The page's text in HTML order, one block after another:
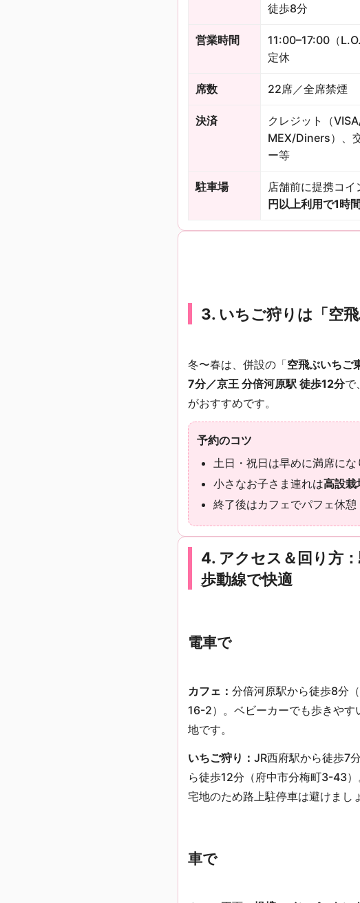
徒歩8分
営業時間
11:00–17:00（
定休
席数 22席／全席禁煙
決済
クレジット（
MEX/Diners）、
ー等
駐車場 店舗前に提携コイ
円以上利用で1時
3. いちご狩りは「空
冬〜春は、併設の「空飛ぶいちご
7分／京王 分倍河原駅 徒歩12分で
がおすすめです。
予約のコツ
土日・祝日は早めに満席に
小さなお子さま連れは高設栽
終了後はカフェでパフェ休
4. アクセス＆回り方
歩動線で快適
電車で
カフェ： 分倍河原駅から徒歩8分
16-2）。ベビーカーでも歩きやす
地です。
いちご狩り： JR西府駅から徒歩7
ら徒歩12分（府中市分梅町3-43
宅地のため路上駐停車は避けまし
車で